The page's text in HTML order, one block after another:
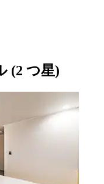
(2 つ星)